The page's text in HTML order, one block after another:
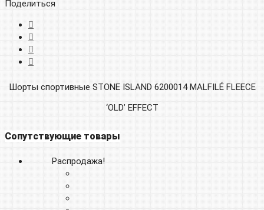
Поделиться
Шорты спортивные STONE ISLAND 6200014 MALFILÉ FLEECE
‘OLD’ EFFECT
Сопутствующие товары
Распродажа!